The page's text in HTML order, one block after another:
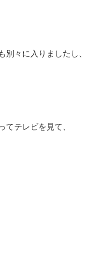
々に入りましたし、
テレビを見て、